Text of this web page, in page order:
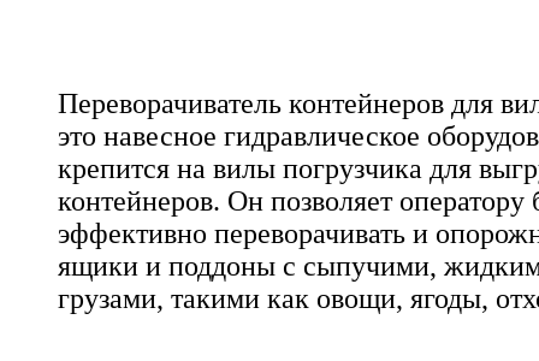
Переворачиватель контейнеров для
это навесное гидравлическое
крепится на вилы погрузчика для
контейнеров. Он позволяет оператору
эффективно переворачивать и
ящики и поддоны с сыпучими,
грузами, такими как овощи, ягоды,